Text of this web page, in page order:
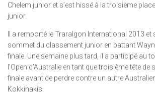
Chelem junior et s’est hissé à la troisième
junior.
Il a remporté le Traralgon International 2013 et
sommet du classement junior en battant
finale. Une semaine plus tard, il a participé au
l’Open d’Australie en tant que troisième tête de
finale avant de perdre contre un autre
Kokkinakis.